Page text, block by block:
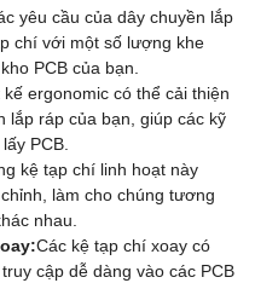
yêu cầu của dây chuyền lắp
chí với một số lượng khe
PCB của bạn.
kế ergonomic có thể cải thiện
lắp ráp của bạn, giúp các kỹ
PCB.
kệ tạp chí linh hoạt này
làm cho chúng tương
nhau.
Các kệ tạp chí xoay có
cập dễ dàng vào các PCB